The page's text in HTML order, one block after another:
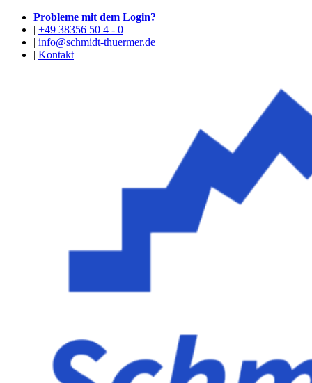
Probleme mit dem Login?
| +49 38356 50 4 - 0
| info@schmidt-thuermer.de
| Kontakt